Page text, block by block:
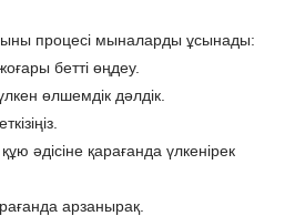
процесі мыналарды ұсынады:
бетті өңдеу.
өлшемдік дәлдік.
әдісіне қарағанда үлкенірек
арзанырақ.